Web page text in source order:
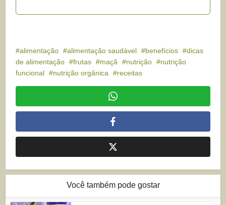
alimentação alimentação saudável benefícios
dicas
de alimentação
frutas maçã nutrição
nutrição
funcional
nutrição orgânica receitas
Você também pode gostar